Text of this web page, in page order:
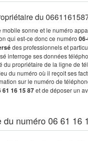
du
mobile sonne et le numéro
qui est-ce donc ce numéro
des professionnels et
interroge ses données
du propriétaire de la ligne de
du numéro où il reçoit ses
sur le numéro de
61 16 15 87et de déposer un
du numéro 06 61 16